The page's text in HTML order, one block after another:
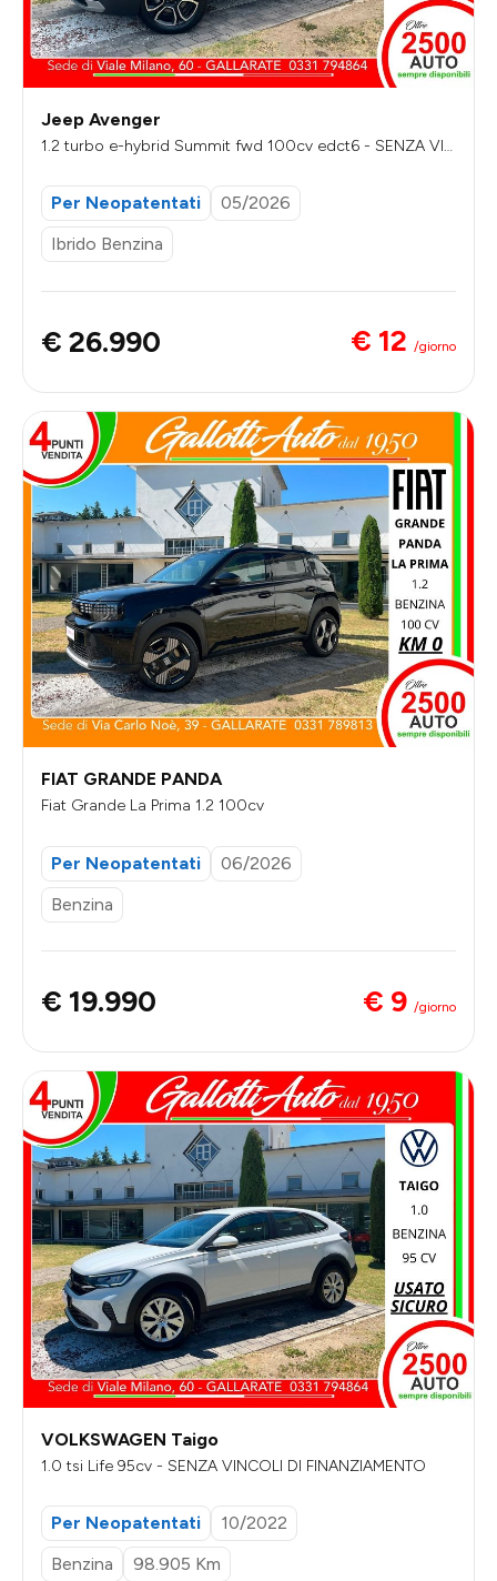
Jeep Avenger
1.2 turbo e-hybrid Summit fwd 100cv edct6 - SENZA VIN
Per Neopatentati
05/2026
Ibrido Benzina
€ 26.990 € 12 /giorno
FIAT GRANDE PANDA
Fiat Grande La Prima 1.2 100cv
Per Neopatentati
06/2026
Benzina
€ 19.990 € 9 /giorno
VOLKSWAGEN Taigo
1.0 tsi Life 95cv - SENZA VINCOLI DI FINANZIAMENTO
Per Neopatentati
10/2022
Benzina
98.905 Km